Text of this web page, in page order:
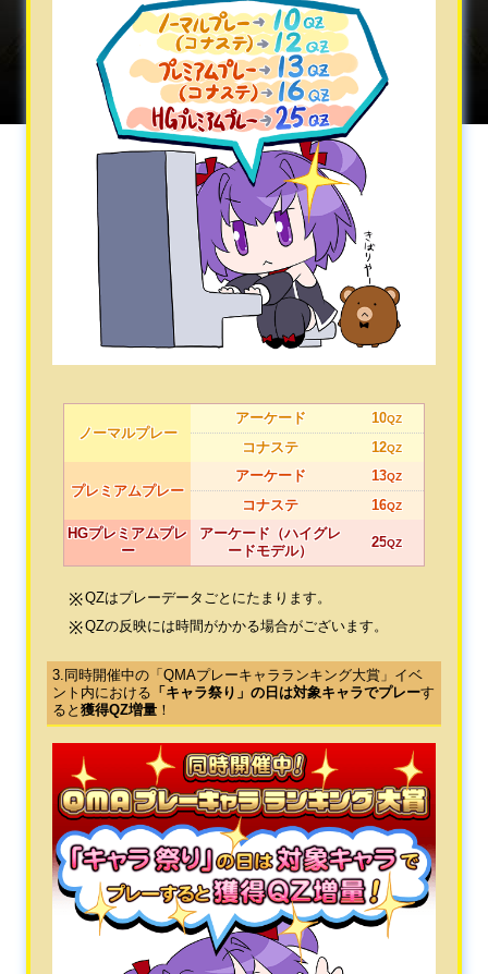
ノーマルプレー
アーケード 10QZ
コナステ 12QZ
プレミアムプレー
アーケード 13QZ
コナステ 16QZ
HGプレミアムプレ
ー
アーケード（ハイグレ
ードモデル）
25QZ
QZはプレーデータごとにたまります。
QZの反映には時間がかかる場合がございます。
3.同時開催中の「QMAプレーキャラランキング大賞」イベ
ント内における 「キャラ祭り」の日は対象キャラでプレーす
ると 獲得QZ増量！